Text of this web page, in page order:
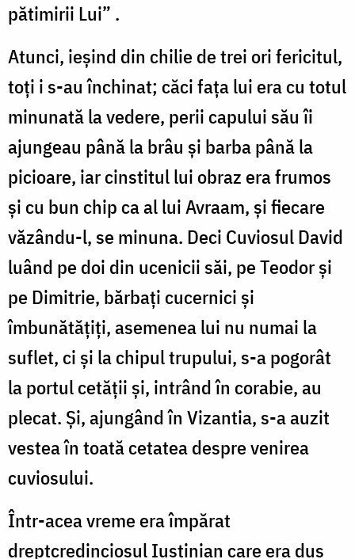
pătimirii Lui” .
Atunci, ieșind din chilie de trei ori fericitul,
toți i s-au închinat; căci fața lui era cu totul
minunată la vedere, perii capului său îi
ajungeau până la brâu și barba până la
picioare, iar cinstitul lui obraz era frumos
și cu bun chip ca al lui Avraam, și fiecare
văzându-l, se minuna. Deci Cuviosul David
luând pe doi din ucenicii săi, pe Teodor și
pe Dimitrie, bărbați cucernici și
îmbunătățiți, asemenea lui nu numai la
suflet, ci și la chipul trupului, s-a pogorât
la portul cetății și, intrând în corabie, au
plecat. Și, ajungând în Vizantia, s-a auzit
vestea în toată cetatea despre venirea
cuviosului.
Într-acea vreme era împărat
dreptcredinciosul Iustinian care era dus